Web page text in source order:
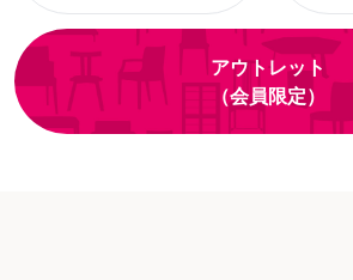
アウトレット
（会員限定）